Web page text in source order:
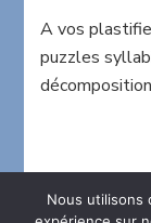
(3
A vos
puzzles
Nous utilisons